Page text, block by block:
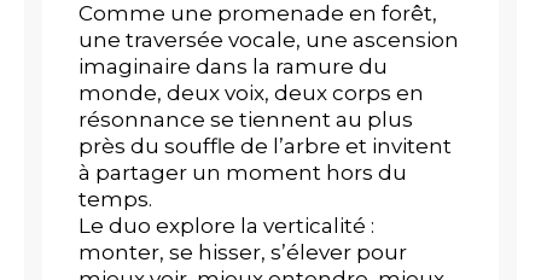
Comme une promenade en forêt,
une traversée vocale, une ascension
imaginaire dans la ramure du
monde, deux voix, deux corps en
résonnance se tiennent au plus
près du souffle de l’arbre et invitent
à partager un moment hors du
temps.
Le duo explore la verticalité :
monter, se hisser, s’élever pour